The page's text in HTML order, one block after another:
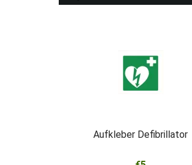
Aufkleber Defibrillator